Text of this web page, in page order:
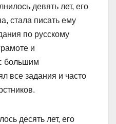
девять лет, его
стала писать ему
по русскому
и
большим
все задания и часто
десять лет, его